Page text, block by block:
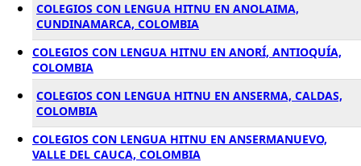
COLEGIOS CON LENGUA HITNU EN ANOLAIMA,
CUNDINAMARCA, COLOMBIA
COLEGIOS CON LENGUA HITNU EN ANORÍ, ANTIOQUÍA,
COLOMBIA
COLEGIOS CON LENGUA HITNU EN ANSERMA, CALDAS,
COLOMBIA
COLEGIOS CON LENGUA HITNU EN ANSERMANUEVO,
VALLE DEL CAUCA, COLOMBIA